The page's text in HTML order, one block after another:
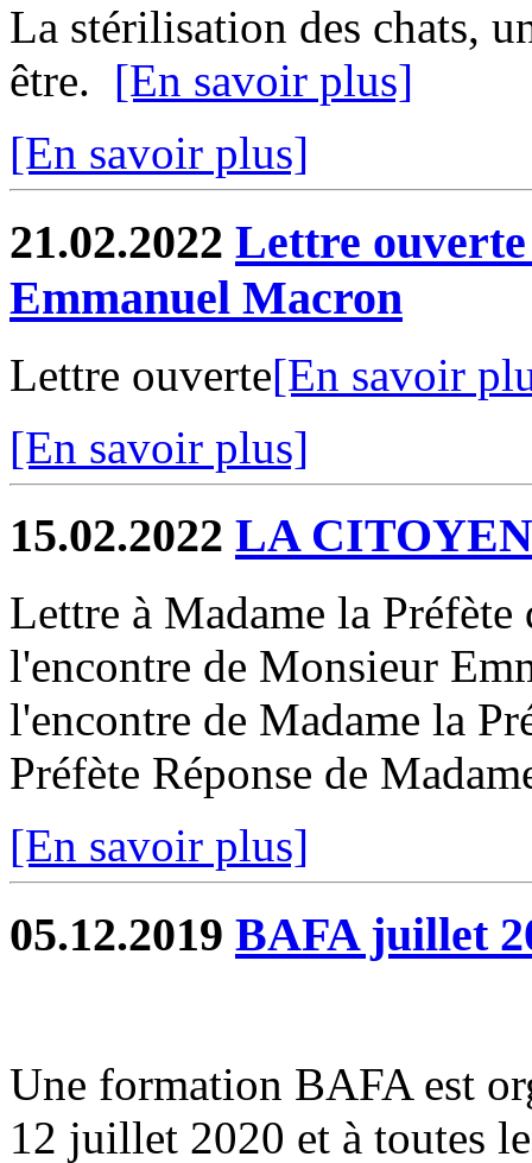
La stérilisation des chats,
être. [En savoir plus]
[En savoir plus]
21.02.2022 Lettre
Emmanuel Macron
Lettre ouverte[En savoir
[En savoir plus]
15.02.2022 LA
Lettre à Madame la
l'encontre de Monsieur
l'encontre de Madame la
Préfète Réponse de
[En savoir plus]
05.12.2019 BAFA juillet
Une formation BAFA est
12 juillet 2020 et à toutes